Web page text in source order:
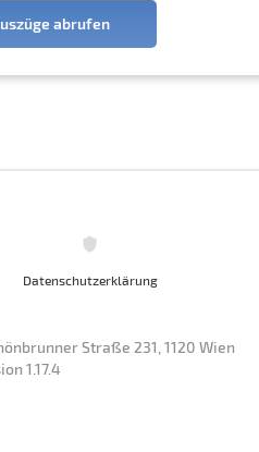
abrufen
Datenschutzerklärung
Straße 231, 1120 Wien
1.17.4